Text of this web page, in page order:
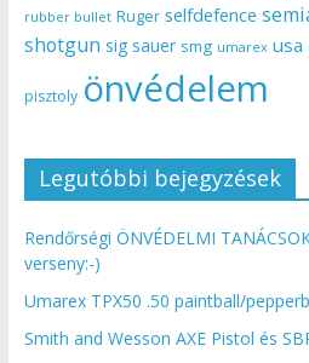
rubber bullet Ruger selfdefence
shotgun sig sauer smg umarex usa
pisztoly önvédelem
Legutóbbi bejegyzések
Rendőrségi ÖNVÉDELMI
verseny:-)
Umarex TPX50 .50 paintball/
Smith and Wesson AXE Pistol és